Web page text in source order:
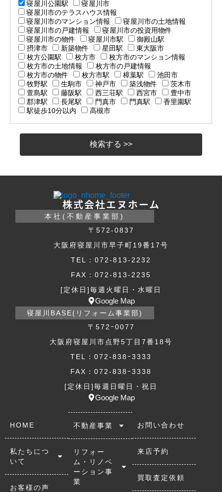
寝屋川公園駅
寝屋川市
寝屋川市のテラスハウス情報
寝屋川市のマンション情報
寝屋川市の土地情報
寝屋川市の戸建情報
寝屋川市の投資用物件
寝屋川市の物件
寝屋川市駅
御殿山駅
摂津市
新築物件 星田駅
東大阪市
枚方公園駅
枚方市
枚方市のマンション情報
枚方市の土地情報
枚方市の戸建情報
枚方市の物件
枚方市駅 樟葉駅
池田市
牧野駅
生駒市 神戸市 築浅物件
茨木市
萱島駅
藤阪駅 西三荘駅 西宮市
豊中市
郡津駅
長尾駅 門真市 門真駅
香里園駅
駅徒歩10分以内
高槻市
株式会社エヌホーム
本社(不動産事業部)
〒572-0837
大阪府寝屋川市早子町19番17号
TEL：072-813-2232
FAX：072-813-2235
[定休日]毎週火曜日・水曜日
Google Map
寝屋川BASE(リフォーム事業部)
〒572ｰ0077
大阪府寝屋川市点野5丁目7番18号
TEL：072-838ｰ3333
FAX：072-838ｰ3338
[定休日]毎週日曜日・祝日
Google Map
HOME
私たちにつ
いて
お客様の声
不動産事業
リフォー
ム・リノベ
ーション事
業
お問い合わせ
来店予約
買取査定依頼